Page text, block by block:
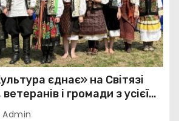
єднає» на Світязі
і громади з усієї
Admin